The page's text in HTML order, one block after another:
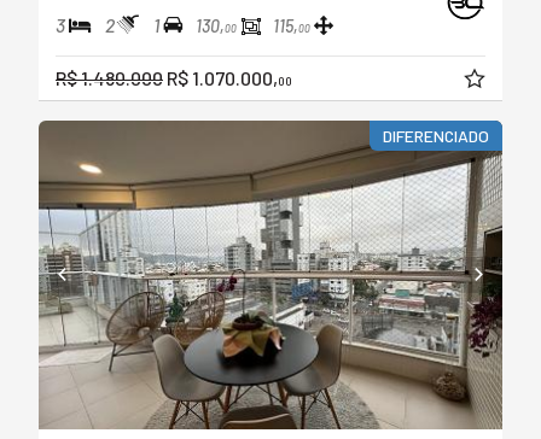
3 2 1 130,00 115,00
R$ 1.480.000 R$ 1.070.000,00
DIFERENCIADO